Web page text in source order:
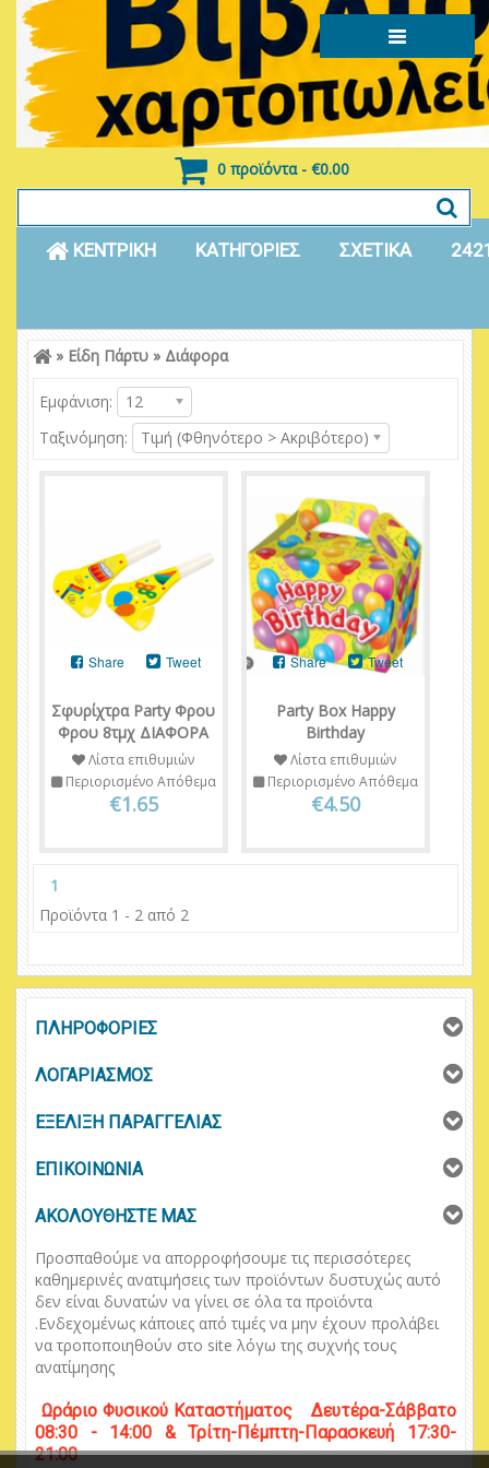
0 προϊόντα - €0.00
ΚΕΝΤΡΙΚΗ ΚΑΤΗΓΟΡΙΕΣ ΣΧΕΤΙΚΑ
Είσοδος
» Είδη Πάρτυ» Διάφορα
Εμφάνιση:
12
Ταξινόμηση:
Τιμή (Φθηνότερο > Ακριβότερο)
Σφυρίχτρα Party Φρου
Φρου 8τμχ ΔΙΑΦΟΡΑ
Share Tweet
Λίστα επιθυμιών
Περιορισμένο Απόθεμα
€1.65
Party Box Happy
Birthday
Share Tweet
Λίστα επιθυμιών
Περιορισμένο Απόθεμα
€4.50
1
Προϊόντα 1 - 2 από 2
ΠΛΗΡΟΦΟΡΙΕΣ
ΛΟΓΑΡΙΑΣΜΟΣ
ΕΞΕΛΙΞΗ ΠΑΡΑΓΓΕΛΙΑΣ
ΕΠΙΚΟΙΝΩΝΙΑ
ΑΚΟΛΟΥΘΗΣΤΕ ΜΑΣ
Προσπαθούμε να απορροφήσουμε τις περισσότερες
καθημερινές ανατιμήσεις των προϊόντων δυστυχώς αυτό
δεν είναι δυνατών να γίνει σε όλα τα προϊόντα
.Ενδεχομένως κάποιες από τιμές να μην έχουν προλάβει
να τροποποιηθούν στο site λόγω της συχνής τους
ανατίμησης
Ωράριο Φυσικού Καταστήματος Δευτέρα-Σάββατο
08:30 - 14:00 & Τρίτη-Πέμπτη-Παρασκευή 17:30-
21:00